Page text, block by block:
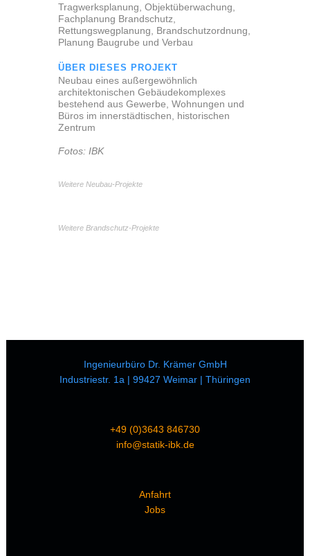
Tragwerksplanung, Objektüberwachung,
Fachplanung Brandschutz,
Rettungswegplanung, Brandschutzordnung,
Planung Baugrube und Verbau
ÜBER DIESES PROJEKT
Neubau eines außergewöhnlich
architektonischen Gebäudekomplexes
bestehend aus Gewerbe, Wohnungen und
Büros im innerstädtischen, historischen
Zentrum
Fotos: IBK
Weitere Neubau-Projekte
Weitere Brandschutz-Projekte
Ingenieurbüro Dr. Krämer GmbH
Industriestr. 1a | 99427 Weimar | Thüringen
+49 (0)3643 846730
info@statik-ibk.de
Anfahrt
Jobs